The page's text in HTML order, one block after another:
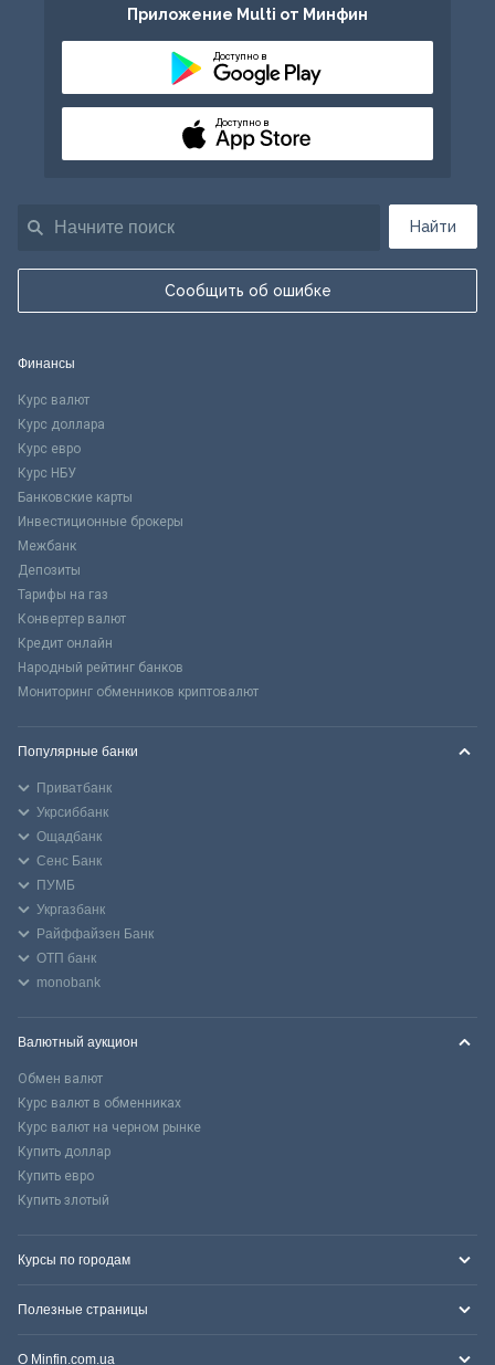
Найти
Сообщить об ошибке
Приложение Multi от Минфин
Доступно в
Доступно в
Финансы
Курс валют
Курс доллара
Курс евро
Курс НБУ
Банковские карты
Инвестиционные брокеры
Межбанк
Депозиты
Тарифы на газ
Конвертер валют
Кредит онлайн
Народный рейтинг банков
Мониторинг обменников криптовалют
Популярные банки
Приватбанк
Укрсиббанк
Ощадбанк
Сенс Банк
ПУМБ
Укргазбанк
Райффайзен Банк
ОТП банк
monobank
Валютный аукцион
Обмен валют
Курс валют в обменниках
Курс валют на черном рынке
Купить доллар
Купить евро
Купить злотый
Курсы по городам
Полезные страницы
О Minfin.com.ua